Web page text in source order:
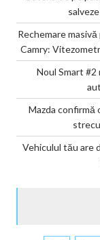
Rechemare
Camry:
Noul Smart #2
Mazda confirmă
Vehiculul tău are